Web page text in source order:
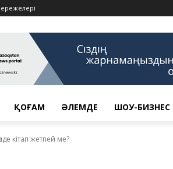
ҚОҒАМ ӘЛЕМДЕ ШОУ-БИЗНЕС
кітап жетпей ме?